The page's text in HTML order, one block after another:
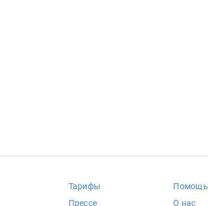
Тарифы
Прессе
Помощь
О нас